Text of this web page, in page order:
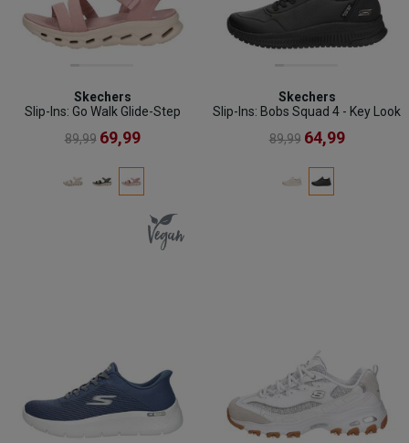
Skechers
Slip-Ins: Go Walk Glide-Step
89,99 69,99
Skechers
Slip-Ins: Bobs Squad 4 - Key Look
89,99 64,99